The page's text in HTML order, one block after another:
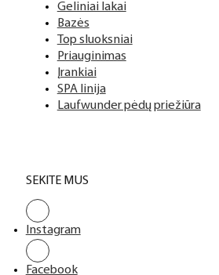
Naujoko krepšelis
Geliniai lakai
Bazės
Top sluoksniai
Priauginimas
Įrankiai
SPA linija
SEKITE MUS
Instagram